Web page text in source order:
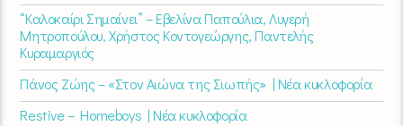
“Καλοκαίρι Σημαίνει” – Εβελίνα Παπούλια, Λυγερή
Μητροπούλου, Χρήστος Κοντογεώργης, Παντελής
Κυραμαργιός
Πάνος Ζώης – «Στον Αιώνα της Σιωπής» | Νέα κυκλοφορία
Restive – Homeboys | Νέα κυκλοφορία